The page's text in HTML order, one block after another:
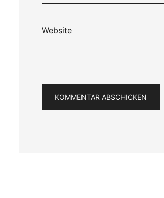
Website